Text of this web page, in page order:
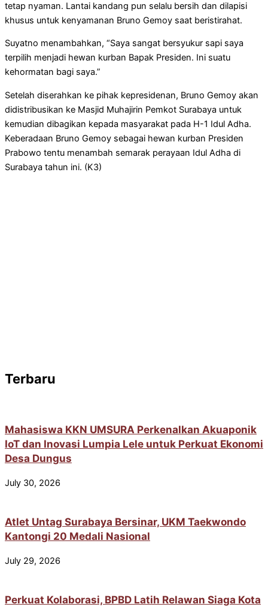
tetap nyaman. Lantai kandang pun selalu bersih dan dilapisi
khusus untuk kenyamanan Bruno Gemoy saat beristirahat.
Suyatno menambahkan, “Saya sangat bersyukur sapi saya
terpilih menjadi hewan kurban Bapak Presiden. Ini suatu
kehormatan bagi saya.”
Setelah diserahkan ke pihak kepresidenan, Bruno Gemoy akan
didistribusikan ke Masjid Muhajirin Pemkot Surabaya untuk
kemudian dibagikan kepada masyarakat pada H-1 Idul Adha.
Keberadaan Bruno Gemoy sebagai hewan kurban Presiden
Prabowo tentu menambah semarak perayaan Idul Adha di
Surabaya tahun ini. (K3)
Terbaru
Mahasiswa KKN UMSURA Perkenalkan Akuaponik
IoT dan Inovasi Lumpia Lele untuk Perkuat Ekonomi
Desa Dungus
July 30, 2026
Atlet Untag Surabaya Bersinar, UKM Taekwondo
Kantongi 20 Medali Nasional
July 29, 2026
Perkuat Kolaborasi, BPBD Latih Relawan Siaga Kota